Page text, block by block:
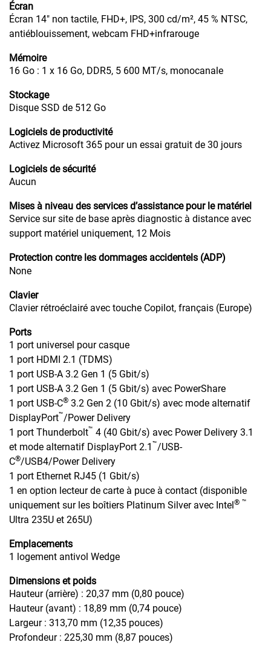
Écran
Écran 14" non tactile, FHD+, IPS, 300 cd/m², 45 % NTSC,
antiéblouissement, webcam FHD+infrarouge
Mémoire
16 Go : 1 x 16 Go, DDR5, 5 600 MT/s, monocanale
Stockage
Disque SSD de 512 Go
Logiciels de productivité
Activez Microsoft 365 pour un essai gratuit de 30 jours
Logiciels de sécurité
Aucun
Mises à niveau des services d’assistance pour le matériel
Service sur site de base après diagnostic à distance avec
support matériel uniquement, 12 Mois
Protection contre les dommages accidentels (ADP)
None
Clavier
Clavier rétroéclairé avec touche Copilot, français (Europe)
Ports
1 port universel pour casque
1 port HDMI 2.1 (TDMS)
1 port USB-A 3.2 Gen 1 (5 Gbit/s)
1 port USB-A 3.2 Gen 1 (5 Gbit/s) avec PowerShare
1 port USB-C® 3.2 Gen 2 (10 Gbit/s) avec mode alternatif
DisplayPort™/Power Delivery
1 port Thunderbolt™ 4 (40 Gbit/s) avec Power Delivery 3.1
et mode alternatif DisplayPort 2.1 ™/USB-
C®/USB4/Power Delivery
1 port Ethernet RJ45 (1 Gbit/s)
1 en option lecteur de carte à puce à contact (disponible
uniquement sur les boîtiers Platinum Silver avec Intel® ™
Ultra 235U et 265U)
Emplacements
1 logement antivol Wedge
Dimensions et poids
Hauteur (arrière) : 20,37 mm (0,80 pouce)
Hauteur (avant) : 18,89 mm (0,74 pouce)
Largeur : 313,70 mm (12,35 pouces)
Profondeur : 225,30 mm (8,87 pouces)